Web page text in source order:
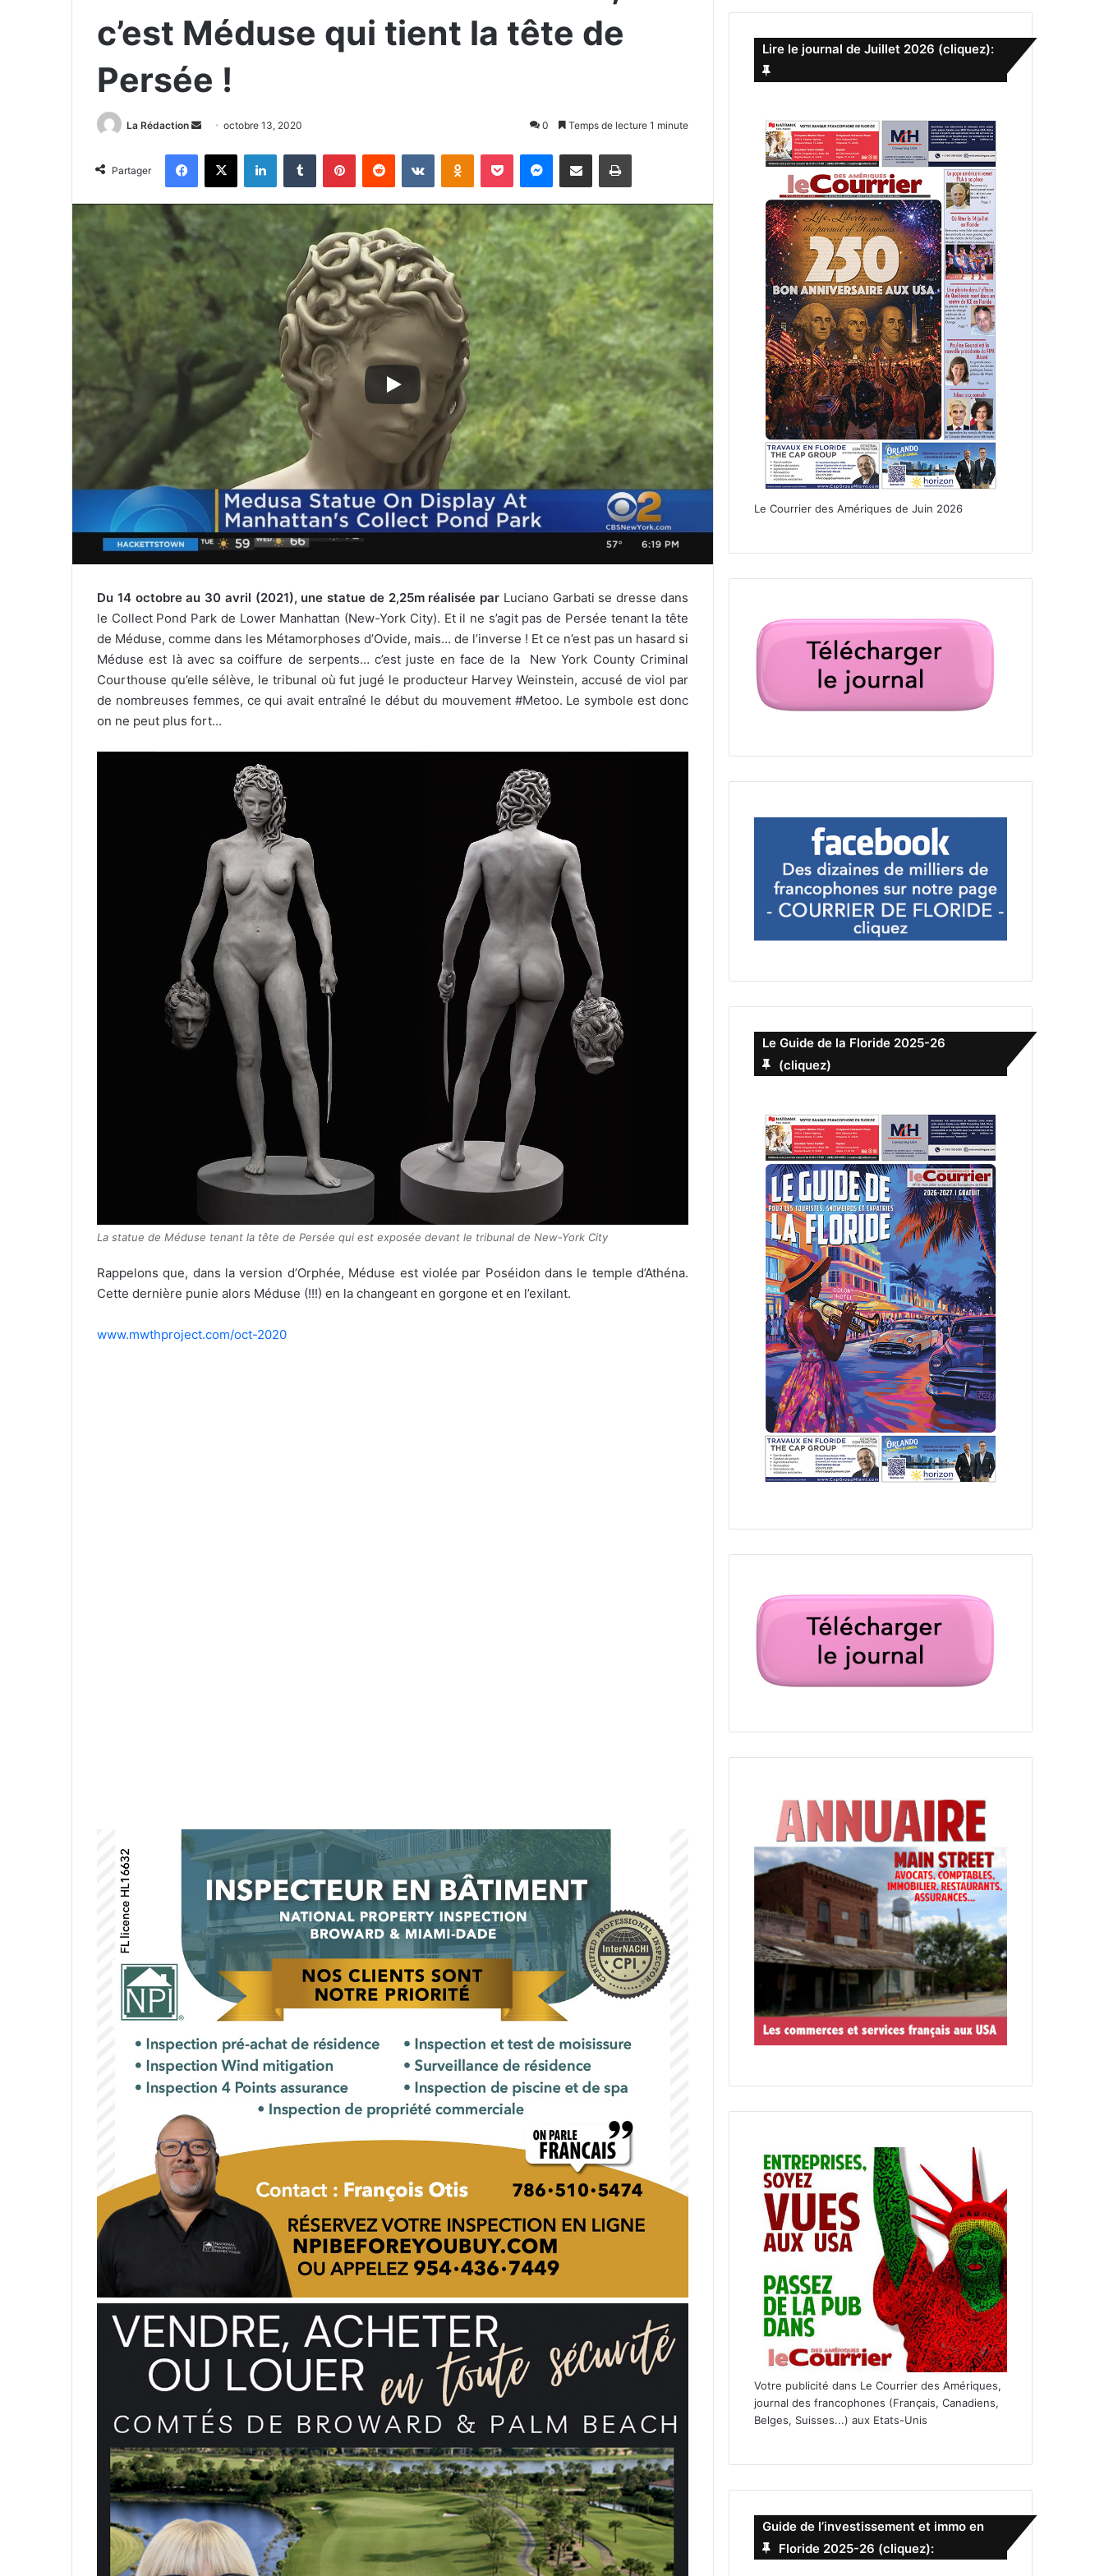
c’est Méduse qui tient la tête de
Persée !
La Rédaction
o
y
e
r
n
o
i
octobre 13, 2020 0 Temps de lecture 1 minute
Partager
Du 14 octobre au 30 avril (2021), une statue de 2,25m réalisée par Luciano Garbati se dresse dans
le Collect Pond Park de Lower Manhattan (New-York City). Et il ne s’agit pas de Persée tenant la tête
de Méduse, comme dans les Métamorphoses d’Ovide, mais… de l’inverse ! Et ce n’est pas un hasard si
Méduse est là avec sa coiffure de serpents… c’est juste en face de la
New York County Criminal
Courthouse qu’elle sélève, le tribunal où fut jugé le producteur Harvey Weinstein, accusé de viol par
de nombreuses femmes, ce qui avait entraîné le début du mouvement #Metoo. Le symbole est donc
on ne peut plus fort…
La statue de Méduse tenant la tête de Persée qui est exposée devant le tribunal de New-York City
Rappelons que, dans la version d’Orphée, Méduse est violée par Poséidon dans le temple d’Athéna.
Cette dernière punie alors Méduse (!!!) en la changeant en gorgone et en l’exilant.
www.mwthproject.com/oct-2020
c
h
:
Lire le journal de Juillet 2026 (cliquez):
Le Courrier des Amériques de Juin 2026
Le Guide de la Floride 2025-26
(cliquez)
Votre publicité dans Le Courrier des Amériques,
journal des francophones (Français, Canadiens,
Belges, Suisses...) aux Etats-Unis
Guide de l’investissement et immo en
Floride 2025-26 (cliquez):